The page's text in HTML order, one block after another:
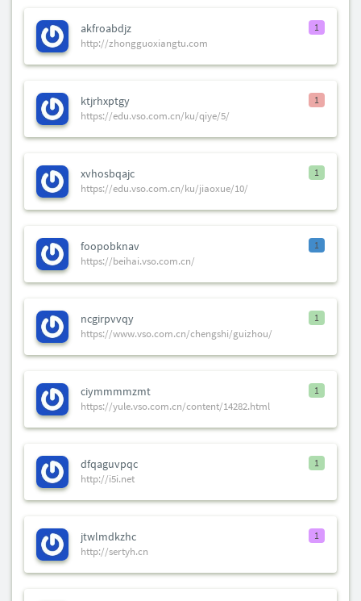
1
akfroabdjz
http://zhongguoxiangtu.com
1
ktjrhxptgy
https://edu.vso.com.cn/ku/qiye/5/
1
xvhosbqajc
https://edu.vso.com.cn/ku/jiaoxue/10/
1
foopobknav
https://beihai.vso.com.cn/
1
ncgirpvvqy
https://www.vso.com.cn/chengshi/guizhou/
1
ciymmmmzmt
https://yule.vso.com.cn/content/14282.html
1
dfqaguvpqc
http://i5i.net
1
jtwlmdkzhc
http://sertyh.cn